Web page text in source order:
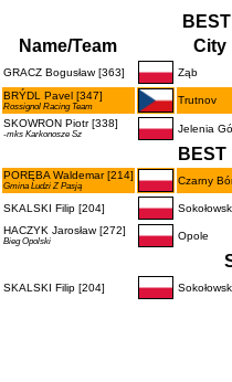
Name/Team City
GRACZ Bogusław [363] Ząb
BRÝDL Pavel [347]
Rossignol Racing Team
Trutnov
SKOWRON Piotr [338]
-mks Karkonosze Sz Jelenia
BEST
PORĘBA Waldemar [214]
Gmina Ludzi Z Pasją Czarny
SKALSKI Filip [204]
HACZYK Jarosław [272]
Bieg Opolski Opole
SKALSKI Filip [204]